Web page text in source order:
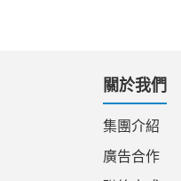
關於我們
集團介紹
廣告合作